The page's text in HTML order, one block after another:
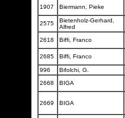
1907
Biermann, Pieke
2575
Bietenholz-Gerhard,
Alfred
2618 Biffi, Franco
2685
Biffi, Franco
996
Bifolchi, G.
2668
BIGA
2669 BIGA